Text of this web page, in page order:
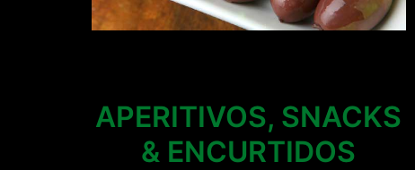
APERITIVOS, SNACKS
& ENCURTIDOS